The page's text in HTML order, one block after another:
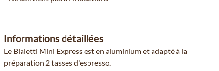
Informations détaillées
Le Bialetti Mini Express est en aluminium et adapté à la
préparation 2 tasses d'espresso.